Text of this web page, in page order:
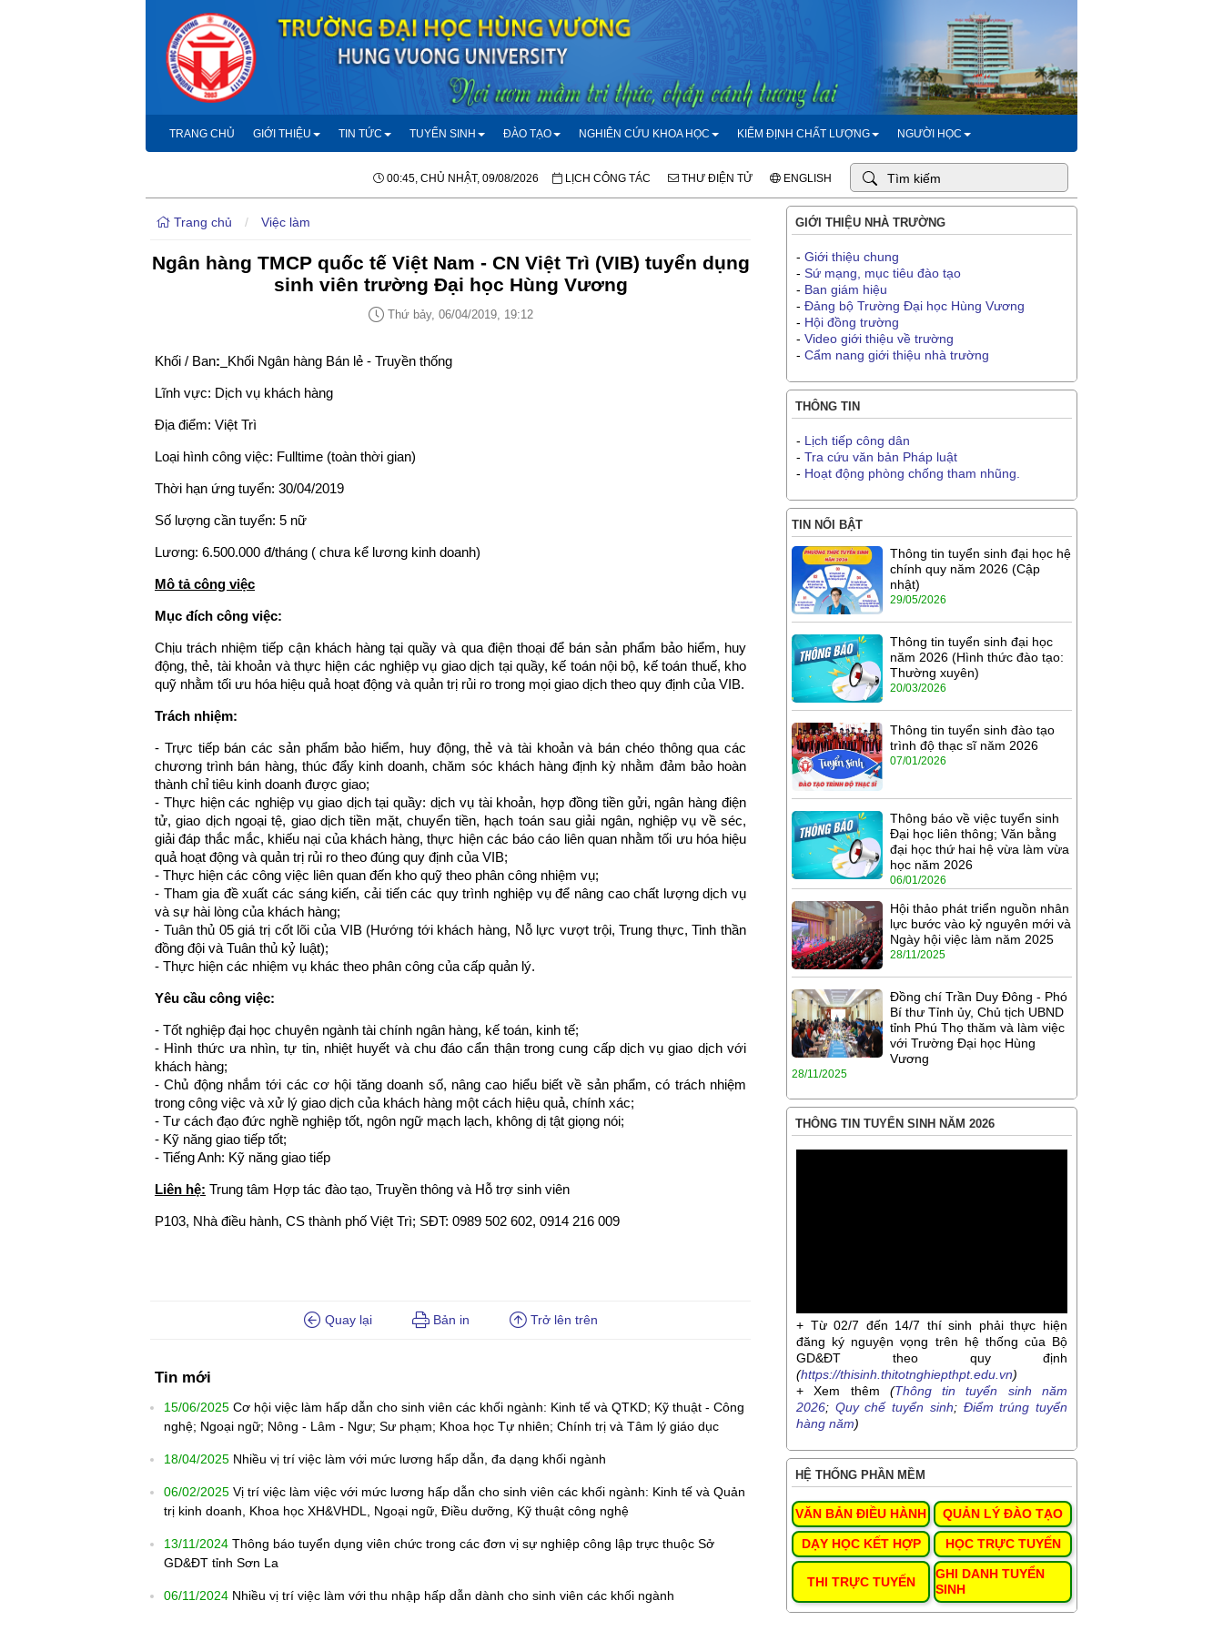
TRANG CHỦ GIỚI THIỆU TIN TỨC TUYỂN SINH ĐÀO TẠO NGHIÊN CỨU KHOA HỌC KIỂM ĐỊNH CHẤT LƯỢNG NGƯỜI HỌC
00:45, CHỦ NHẬT, 09/08/2026 LỊCH CÔNG TÁC THƯ ĐIỆN TỬ ENGLISH
Trang chủ / Việc làm
Ngân hàng TMCP quốc tế Việt Nam - CN Việt Trì (VIB) tuyển dụng
sinh viên trường Đại học Hùng Vương
Thứ bảy, 06/04/2019, 19:12
Khối / Ban: Khối Ngân hàng Bán lẻ - Truyền thống
Lĩnh vực: Dịch vụ khách hàng
Địa điểm: Việt Trì
Loại hình công việc: Fulltime (toàn thời gian)
Thời hạn ứng tuyển: 30/04/2019
Số lượng cần tuyển: 5 nữ
Lương: 6.500.000 đ/tháng ( chưa kể lương kinh doanh)
Mô tả công việc
Mục đích công việc:
Chịu trách nhiệm tiếp cận khách hàng tại quầy và qua điện thoại để bán sản phẩm bảo hiểm, huy
động, thẻ, tài khoản và thực hiện các nghiệp vụ giao dịch tại quầy, kế toán nội bộ, kế toán thuế, kho
quỹ nhằm tối ưu hóa hiệu quả hoạt động và quản trị rủi ro trong mọi giao dịch theo quy định của VIB.
Trách nhiệm:
- Trực tiếp bán các sản phẩm bảo hiểm, huy động, thẻ và tài khoản và bán chéo thông qua các
chương trình bán hàng, thúc đẩy kinh doanh, chăm sóc khách hàng định kỳ nhằm đảm bảo hoàn
thành chỉ tiêu kinh doanh được giao;
- Thực hiện các nghiệp vụ giao dịch tại quầy: dịch vụ tài khoản, hợp đồng tiền gửi, ngân hàng điện
tử, giao dịch ngoại tệ, giao dịch tiền mặt, chuyển tiền, hạch toán sau giải ngân, nghiệp vụ về séc,
giải đáp thắc mắc, khiếu nại của khách hàng, thực hiện các báo cáo liên quan nhằm tối ưu hóa hiệu
quả hoạt động và quản trị rủi ro theo đúng quy định của VIB;
- Thực hiện các công việc liên quan đến kho quỹ theo phân công nhiệm vụ;
- Tham gia đề xuất các sáng kiến, cải tiến các quy trình nghiệp vụ để nâng cao chất lượng dịch vụ
và sự hài lòng của khách hàng;
- Tuân thủ 05 giá trị cốt lõi của VIB (Hướng tới khách hàng, Nỗ lực vượt trội, Trung thực, Tinh thần
đồng đội và Tuân thủ kỷ luật);
- Thực hiện các nhiệm vụ khác theo phân công của cấp quản lý.
Yêu cầu công việc:
- Tốt nghiệp đại học chuyên ngành tài chính ngân hàng, kế toán, kinh tế;
- Hình thức ưa nhìn, tự tin, nhiệt huyết và chu đáo cẩn thận trong cung cấp dịch vụ giao dịch với
khách hàng;
- Chủ động nhắm tới các cơ hội tăng doanh số, nâng cao hiểu biết về sản phẩm, có trách nhiệm
trong công việc và xử lý giao dịch của khách hàng một cách hiệu quả, chính xác;
- Tư cách đạo đức nghề nghiệp tốt, ngôn ngữ mạch lạch, không dị tật giọng nói;
- Kỹ năng giao tiếp tốt;
- Tiếng Anh: Kỹ năng giao tiếp
Liên hệ: Trung tâm Hợp tác đào tạo, Truyền thông và Hỗ trợ sinh viên
P103, Nhà điều hành, CS thành phố Việt Trì; SĐT: 0989 502 602, 0914 216 009
Quay lại Bản in Trở lên trên
Tin mới
15/06/2025 Cơ hội việc làm hấp dẫn cho sinh viên các khối ngành: Kinh tế và QTKD; Kỹ thuật - Công
nghệ; Ngoại ngữ; Nông - Lâm - Ngư; Sư phạm; Khoa học Tự nhiên; Chính trị và Tâm lý giáo dục
18/04/2025 Nhiều vị trí việc làm với mức lương hấp dẫn, đa dạng khối ngành
06/02/2025 Vị trí việc làm việc với mức lương hấp dẫn cho sinh viên các khối ngành: Kinh tế và Quản
trị kinh doanh, Khoa học XH&VHDL, Ngoại ngữ, Điều dưỡng, Kỹ thuật công nghệ
13/11/2024 Thông báo tuyển dụng viên chức trong các đơn vị sự nghiệp công lập trực thuộc Sở
GD&ĐT tỉnh Sơn La
06/11/2024 Nhiều vị trí việc làm với thu nhập hấp dẫn dành cho sinh viên các khối ngành
GIỚI THIỆU NHÀ TRƯỜNG
- Giới thiệu chung
- Sứ mạng, mục tiêu đào tạo
- Ban giám hiệu
- Đảng bộ Trường Đại học Hùng Vương
- Hội đồng trường
- Video giới thiệu về trường
- Cẩm nang giới thiệu nhà trường
THÔNG TIN
- Lịch tiếp công dân
- Tra cứu văn bản Pháp luật
- Hoạt động phòng chống tham nhũng.
TIN NỔI BẬT
Thông tin tuyển sinh đại học hệ
chính quy năm 2026 (Cập
nhật)
29/05/2026
Thông tin tuyển sinh đại học
năm 2026 (Hình thức đào tạo:
Thường xuyên)
20/03/2026
Thông tin tuyển sinh đào tạo
trình độ thạc sĩ năm 2026
07/01/2026
Thông báo về việc tuyển sinh
Đại học liên thông; Văn bằng
đại học thứ hai hệ vừa làm vừa
học năm 2026
06/01/2026
Hội thảo phát triển nguồn nhân
lực bước vào kỷ nguyên mới và
Ngày hội việc làm năm 2025
28/11/2025
Đồng chí Trần Duy Đông - Phó
Bí thư Tỉnh ủy, Chủ tịch UBND
tỉnh Phú Thọ thăm và làm việc
với Trường Đại học Hùng
Vương
28/11/2025
THÔNG TIN TUYỂN SINH NĂM 2026
+ Từ 02/7 đến 14/7 thí sinh phải thực hiện
đăng ký nguyện vọng trên hệ thống của Bộ
GD&ĐT theo quy định
(https://thisinh.thitotnghiepthpt.edu.vn)
+ Xem thêm (Thông tin tuyển sinh năm
2026; Quy chế tuyển sinh; Điểm trúng tuyển
hàng năm)
HỆ THỐNG PHẦN MỀM
VĂN BẢN ĐIỀU HÀNH QUẢN LÝ ĐÀO TẠO
DẠY HỌC KẾT HỢP HỌC TRỰC TUYẾN
THI TRỰC TUYẾN
GHI DANH TUYỂN
SINH